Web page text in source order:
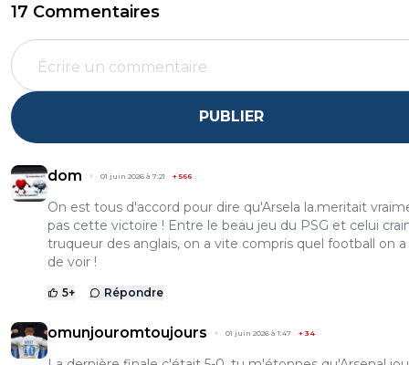
17 Commentaires
PUBLIER
dom 01 juin 2026 à 7:21 + 566
On est tous d'accord pour dire qu'Arsela la.meritait
pas cette victoire ! Entre le beau jeu du PSG et celui
truqueur des anglais, on a vite compris quel football on
de voir !
5+ Répondre
omunjouromtoujours 01 juin 2026 à 1:47 + 34